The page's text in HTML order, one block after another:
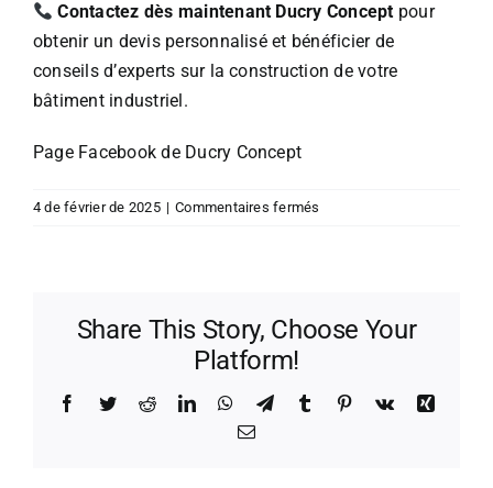
Contactez dès maintenant Ducry Concept pour
obtenir un devis personnalisé et bénéficier de
conseils d’experts sur la construction de votre
bâtiment industriel.
Page Facebook de Ducry Concept
4 de février de 2025 | Commentaires fermés
au
bâtiment
Share This Story, Choose Your
Platform!
Facebook
TwitterRedditLinkedInWhatsApp
TelegramTumblr Pinterest
Vk
Xing
Email